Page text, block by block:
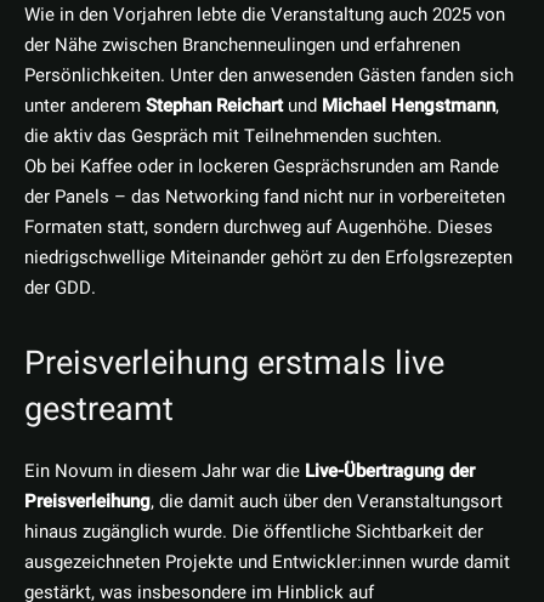
Wie in den Vorjahren lebte die Veranstaltung auch 2025 von
der Nähe zwischen Branchenneulingen und erfahrenen
Persönlichkeiten. Unter den anwesenden Gästen fanden sich
unter anderemStephan Reichartund Michael Hengstmann,
die aktiv das Gespräch mit Teilnehmenden suchten.
Ob bei Kaffee oder in lockeren Gesprächsrunden am Rande
der Panels – das Networking fand nicht nur in vorbereiteten
Formaten statt, sondern durchweg auf Augenhöhe. Dieses
niedrigschwellige Miteinander gehört zu den Erfolgsrezepten
der GDD.
Preisverleihung erstmals live
gestreamt
Ein Novum in diesem Jahr war die Live-Übertragung der
Preisverleihung, die damit auch über den Veranstaltungsort
hinaus zugänglich wurde. Die öffentliche Sichtbarkeit der
ausgezeichneten Projekte und Entwickler:innen wurde damit
gestärkt, was insbesondere im Hinblick auf